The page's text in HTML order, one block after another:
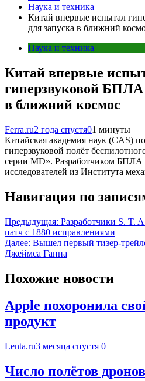
Наука и техника
Китай впервые испытал
для запуска в ближний
Наука и техника
Китай впервые
гиперзвуковой БПЛА
в ближний космос
Ferra.ru2 года спустя01 минуты
Китайская академия наук (CAS)
гиперзвуковой полёт
серии MD». Разработчиком БПЛА
исследователей из Института
Навигация по
Предыдущая: Разработчики S. T.
патч с 1880 исправлениями
Далее: Вышел первый тизер-
Джеймса Ганна
Похожие новости
Apple похоронила
продукт
Lenta.ru3 месяца спустя 0
Число полётов